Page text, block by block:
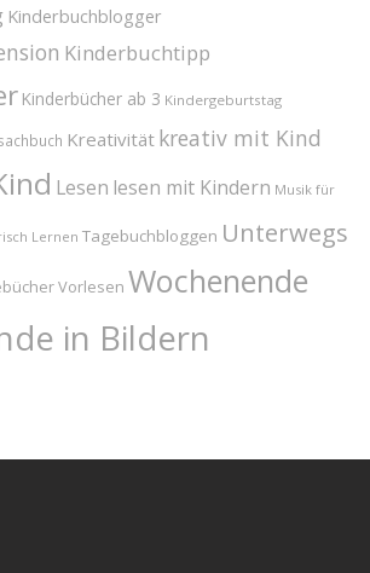
Kinderbuchblogger
Kinderbuchtipp
Kinderbücher ab 3 Kindergeburtstag
Kreativität kreativ mit Kind
Lesen lesen mit Kindern Musik für
Lernen Tagebuchbloggen Unterwegs
Vorlesen Wochenende
in Bildern